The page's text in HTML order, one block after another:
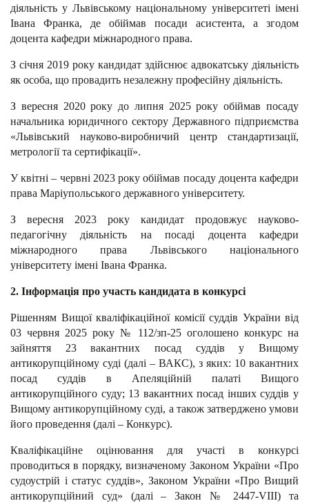
діяльність у Львівському національному університеті імені
Івана Франка, де обіймав посади асистента, а згодом
доцента кафедри міжнародного права.
З січня 2019 року кандидат здійснює адвокатську діяльність
як особа, що провадить незалежну професійну діяльність.
З вересня 2020 року до липня 2025 року обіймав посаду
начальника юридичного сектору Державного підприємства
«Львівський науково-виробничий центр стандартизації,
метрології та сертифікації».
У квітні – червні 2023 року обіймав посаду доцента кафедри
права Маріупольського державного університету.
З вересня 2023 року кандидат продовжує науково-
педагогічну діяльність на посаді доцента кафедри
міжнародного права Львівського національного
університету імені Івана Франка.
2. Інформація про участь кандидата в конкурсі
Рішенням Вищої кваліфікаційної комісії суддів України від
03 червня 2025 року № 112/зп-25 оголошено конкурс на
зайняття 23 вакантних посад суддів у Вищому
антикорупційному суді (далі – ВАКС), з яких: 10 вакантних
посад суддів в Апеляційній палаті Вищого
антикорупційного суду; 13 вакантних посад інших суддів у
Вищому антикорупційному суді, а також затверджено умови
його проведення (далі – Конкурс).
Кваліфікаційне оцінювання для участі в конкурсі
проводиться в порядку, визначеному Законом України «Про
судоустрій і статус суддів», Законом України «Про Вищий
антикорупційний суд» (далі – Закон № 2447-VІІІ) та